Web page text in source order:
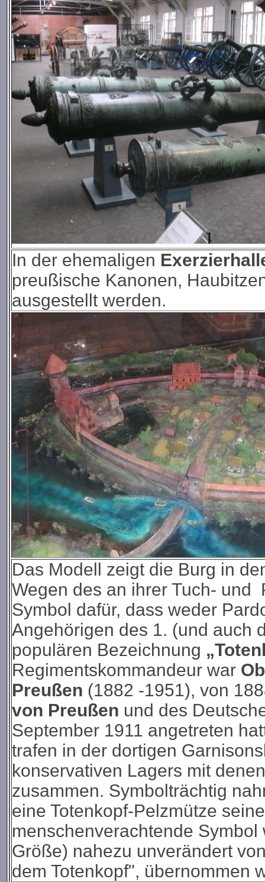
In der ehemaligen
preußische Kanonen,
ausgestellt werden.
Das Modell zeigt die Burg in
Wegen des an ihrer Tuch- und
Symbol dafür, dass weder
Angehörigen des 1. (und auch
populären Bezeichnung
Regimentskommandeur war
Preußen (1882 -1951), von
von Preußen und des
September 1911 angetreten
trafen in der dortigen
konservativen Lagers mit
zusammen. Symbolträchtig
eine Totenkopf-Pelzmütze
menschenverachtende
Größe) nahezu unverändert
dem Totenkopf", übernommen